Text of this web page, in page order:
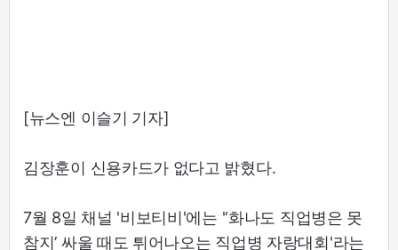
[뉴스엔 이슬기 기자]
김장훈이 신용카드가 없다고 밝혔다.
7월 8일 채널 '비보티비'에는 '‘화나도 직업병은 못
참지’ 싸울 때도 튀어나오는 직업병 자랑대회'라는